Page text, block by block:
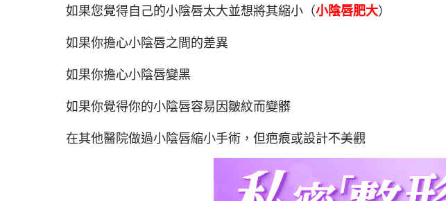
如果您覺得自己的小陰唇太大並想將其縮小（小陰唇肥大）
如果你擔心小陰唇之間的差異
如果你擔心小陰唇變黑
如果你覺得你的小陰唇容易因皺紋而變髒
在其他醫院做過小陰唇縮小手術，但疤痕或設計不美觀